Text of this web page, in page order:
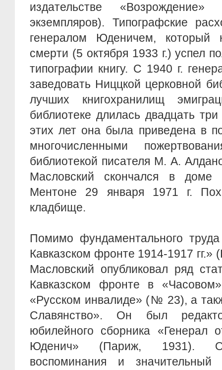
издательстве
экземпляров). Типографские
генералом Юденичем, который
смерти (5 октября 1933 г.) успел
типографии книгу. С 1940 г.
заведовать Ниццкой церковной
лучших книгохранилищ
библиотеке длилась двадцать
этих лет она была приведена в
многочисленными
библиотекой писателя М. А.
Масловский скончался в доме
Ментоне 29 января 1971 г.
кладбище.
Помимо фундаментального
Кавказском фронте 1914-1917 гг.»
Масловский опубликовал ряд
Кавказском фронте в
«Русском инвалиде» (№ 23), а
Славянство». Он был
юбилейного сборника
Юденич» (Париж, 1931).
воспоминания и